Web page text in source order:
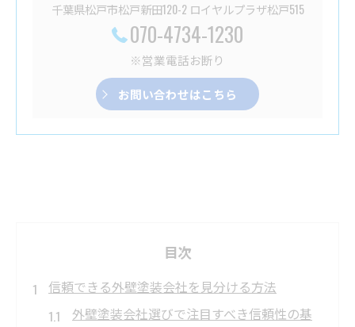
千葉県松戸市松戸新田120-2 ロイヤルプラザ松戸515
070-4734-1230
※営業電話お断り
お問い合わせはこちら
目次
信頼できる外壁塗装会社を見分ける方法
外壁塗装会社選びで注目すべき信頼性の基